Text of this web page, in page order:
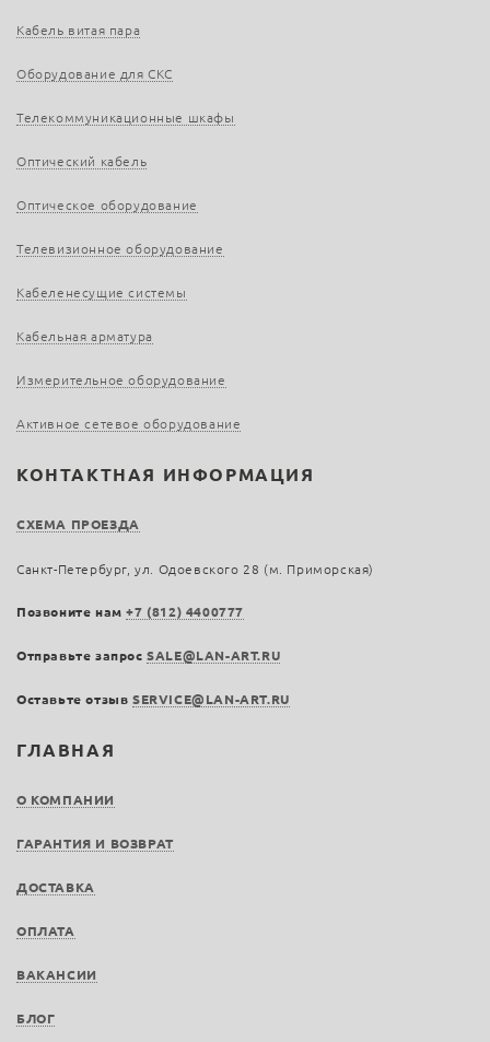
ГЛАВНАЯ
О КОМПАНИИ
ГАРАНТИЯ И ВОЗВРАТ
ДОСТАВКА
ОПЛАТА
ВАКАНСИИ
БЛОГ
Кабель витая пара
Оборудование для СКС
Телекоммуникационные шкафы
Оптический кабель
Оптическое оборудование
Телевизионное оборудование
Кабеленесущие системы
Кабельная арматура
Измерительное оборудование
Активное сетевое оборудование
КОНТАКТНАЯ ИНФОРМАЦИЯ
СХЕМА ПРОЕЗДА
Санкт-Петербург, ул. Одоевского 28 (м. Приморская)
Позвоните нам+7 (812) 4400777
Отправьте запросSALE@LAN-ART.RU
Оставьте отзыв SERVICE@LAN-ART.RU